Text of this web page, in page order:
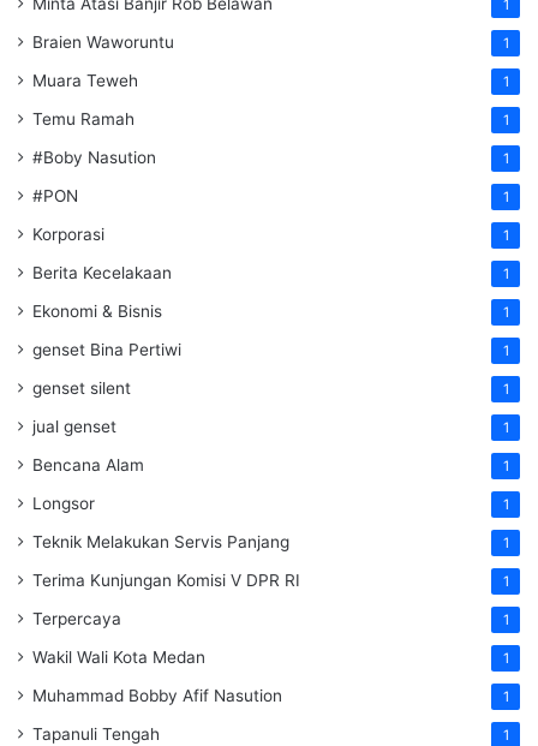
1
Braien Waworuntu 1
Muara Teweh 1
Temu Ramah 1
#Boby Nasution 1
#PON 1
Korporasi 1
Berita Kecelakaan 1
Ekonomi & Bisnis 1
genset Bina Pertiwi 1
genset silent 1
jual genset 1
Bencana Alam 1
Longsor 1
Teknik Melakukan Servis Panjang 1
Terima Kunjungan Komisi V DPR RI 1
Terpercaya 1
Wakil Wali Kota Medan 1
Muhammad Bobby Afif Nasution 1
Tapanuli Tengah 1